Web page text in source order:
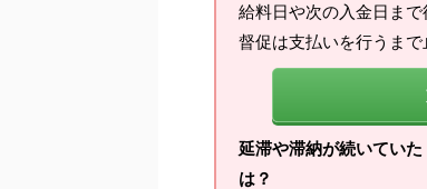
給料日や次の入金日まで
督促は支払いを行うまで
延滞や滞納が続いていた
は？